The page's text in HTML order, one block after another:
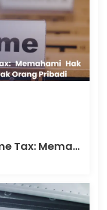
Restitusi Personal Income Tax: Memahami Hak dan Proses Pengembalian Pajak Orang Pribadi